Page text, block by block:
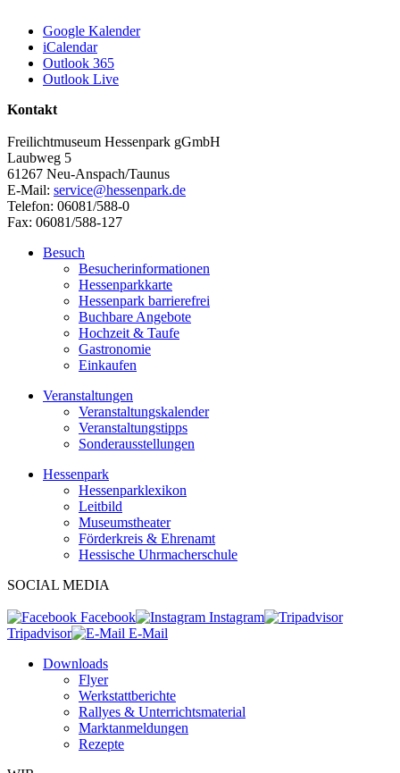
Google Kalender
iCalendar
Outlook 365
Outlook Live
Kontakt
Freilichtmuseum Hessenpark gGmbH
Laubweg 5
61267 Neu-Anspach/Taunus
E-Mail: service@hessenpark.de
Telefon: 06081/588-0
Fax: 06081/588-127
Besuch
Besucherinformationen
Hessenparkkarte
Hessenpark barrierefrei
Buchbare Angebote
Hochzeit & Taufe
Gastronomie
Einkaufen
Veranstaltungen
Veranstaltungskalender
Veranstaltungstipps
Sonderausstellungen
Hessenpark
Hessenparklexikon
Leitbild
Museumstheater
Förderkreis & Ehrenamt
Hessische Uhrmacherschule
SOCIAL MEDIA
Facebook
Instagram
Tripadvisor
E-Mail
Downloads
Flyer
Werkstattberichte
Rallyes & Unterrichtsmaterial
Marktanmeldungen
Rezepte